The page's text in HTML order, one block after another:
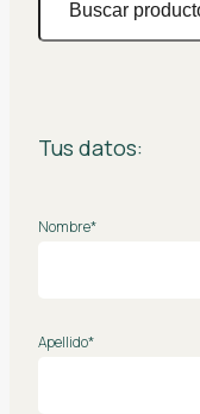
Tus datos:
Nombre*
Apellido*